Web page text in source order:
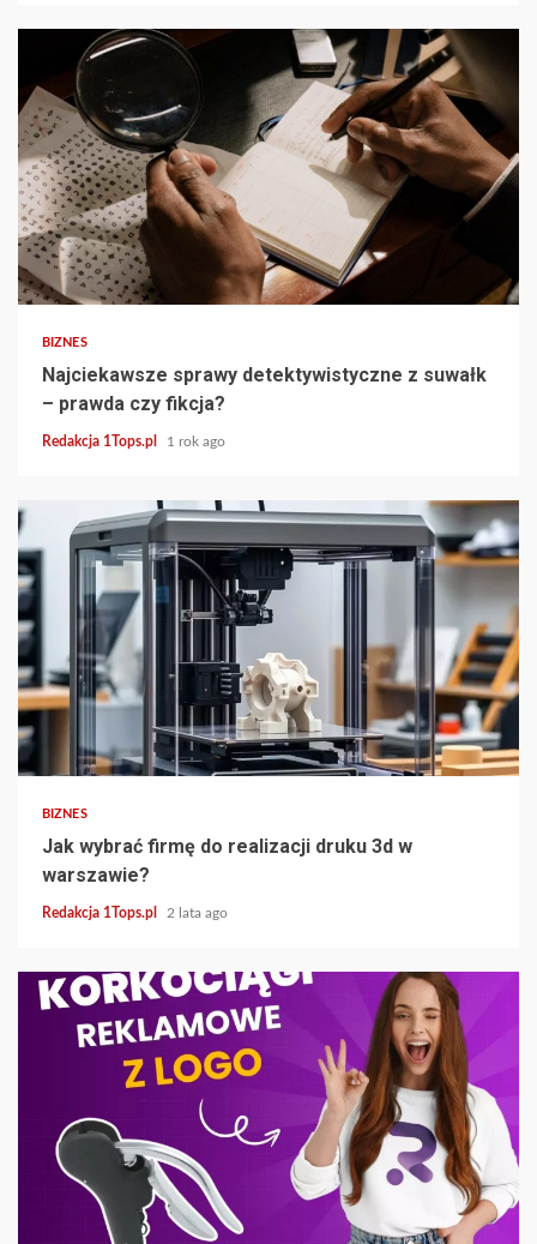
5 min read
BIZNES
Najciekawsze sprawy detektywistyczne z suwałk
– prawda czy fikcja?
Redakcja 1Tops.pl 1 rok ago
BIZNES
Jak wybrać firmę do realizacji druku 3d w
warszawie?
Redakcja 1Tops.pl 2 lata ago
7 min read